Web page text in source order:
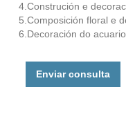
4.Construción e
5.Composición floral e
6.Decoración do acuario
Enviar consulta